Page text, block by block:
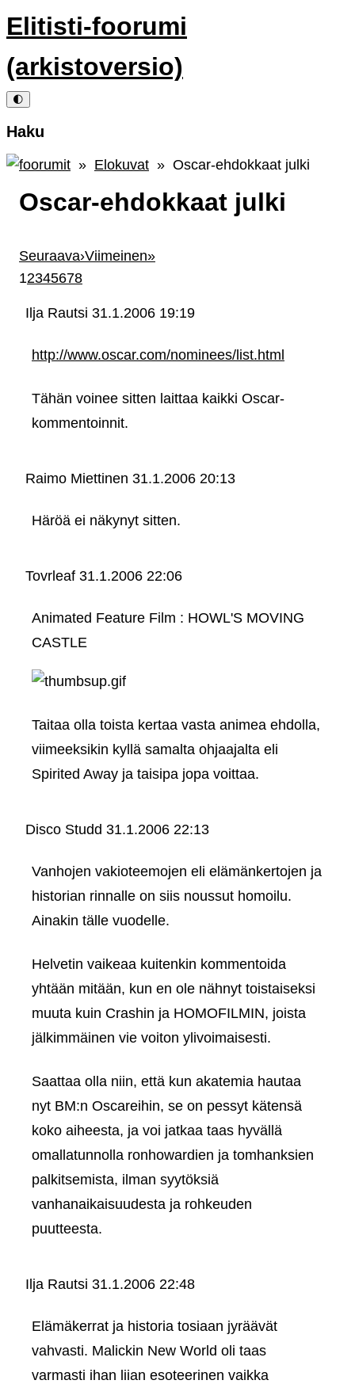
Elitisti-foorumi
(arkistoversio)
🌓
Haku
» Elokuvat » Oscar-ehdokkaat julki
Oscar-ehdokkaat julki
Seuraava›Viimeinen»
12345678
Ilja Rautsi 31.1.2006 19:19
http://www.oscar.com/nominees/list.html
Tähän voinee sitten laittaa kaikki Oscar-
kommentoinnit.
Raimo Miettinen 31.1.2006 20:13
Häröä ei näkynyt sitten.
Tovrleaf 31.1.2006 22:06
Animated Feature Film : HOWL'S MOVING
CASTLE
Taitaa olla toista kertaa vasta animea ehdolla,
viimeeksikin kyllä samalta ohjaajalta eli
Spirited Away ja taisipa jopa voittaa.
Disco Studd 31.1.2006 22:13
Vanhojen vakioteemojen eli elämänkertojen ja
historian rinnalle on siis noussut homoilu.
Ainakin tälle vuodelle.
Helvetin vaikeaa kuitenkin kommentoida
yhtään mitään, kun en ole nähnyt toistaiseksi
muuta kuin Crashin ja HOMOFILMIN, joista
jälkimmäinen vie voiton ylivoimaisesti.
Saattaa olla niin, että kun akatemia hautaa
nyt BM:n Oscareihin, se on pessyt kätensä
koko aiheesta, ja voi jatkaa taas hyvällä
omallatunnolla ronhowardien ja tomhanksien
palkitsemista, ilman syytöksiä
vanhanaikaisuudesta ja rohkeuden
puutteesta.
Ilja Rautsi 31.1.2006 22:48
Elämäkerrat ja historia tosiaan jyräävät
vahvasti. Malickin New World oli taas
varmasti ihan liian esoteerinen vaikka